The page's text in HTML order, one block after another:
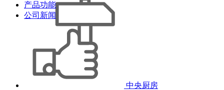
中央厨房
产品功能
公司新闻